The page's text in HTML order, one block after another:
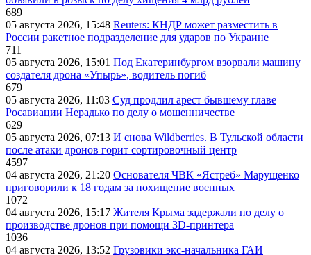
689
05 августа 2026, 15:48 Reuters: КНДР может разместить в
России ракетное подразделение для ударов по Украине
711
05 августа 2026, 15:01 Под Екатеринбургом взорвали машину
создателя дрона «Упырь», водитель погиб
679
05 августа 2026, 11:03 Суд продлил арест бывшему главе
Росавиации Нерадько по делу о мошенничестве
629
05 августа 2026, 07:13 И снова Wildberries. В Тульской области
после атаки дронов горит сортировочный центр
4597
04 августа 2026, 21:20 Основателя ЧВК «Ястреб» Марущенко
приговорили к 18 годам за похищение военных
1072
04 августа 2026, 15:17 Жителя Крыма задержали по делу о
производстве дронов при помощи 3D‑принтера
1036
04 августа 2026, 13:52 Грузовики экс-начальника ГАИ